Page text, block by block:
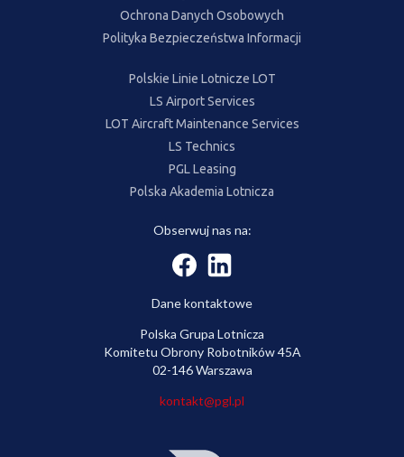
Ochrona Danych Osobowych
Polityka Bezpieczeństwa Informacji
Polskie Linie Lotnicze LOT
LS Airport Services
LOT Aircraft Maintenance Services
LS Technics
PGL Leasing
Polska Akademia Lotnicza
Obserwuj nas na:
Dane kontaktowe
Polska Grupa Lotnicza
Komitetu Obrony Robotników 45A
02-146 Warszawa
kontakt@pgl.pl